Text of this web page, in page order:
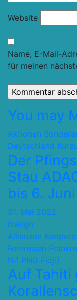
Website
Name, E-Mail-
für meinen
You may
Aktionen
Deutschland
Der
Stau
bis 6.
31. Mai 2022
mango
Allianzen
Fernreisen
NZ PNG Fidji)
Auf Tahiti